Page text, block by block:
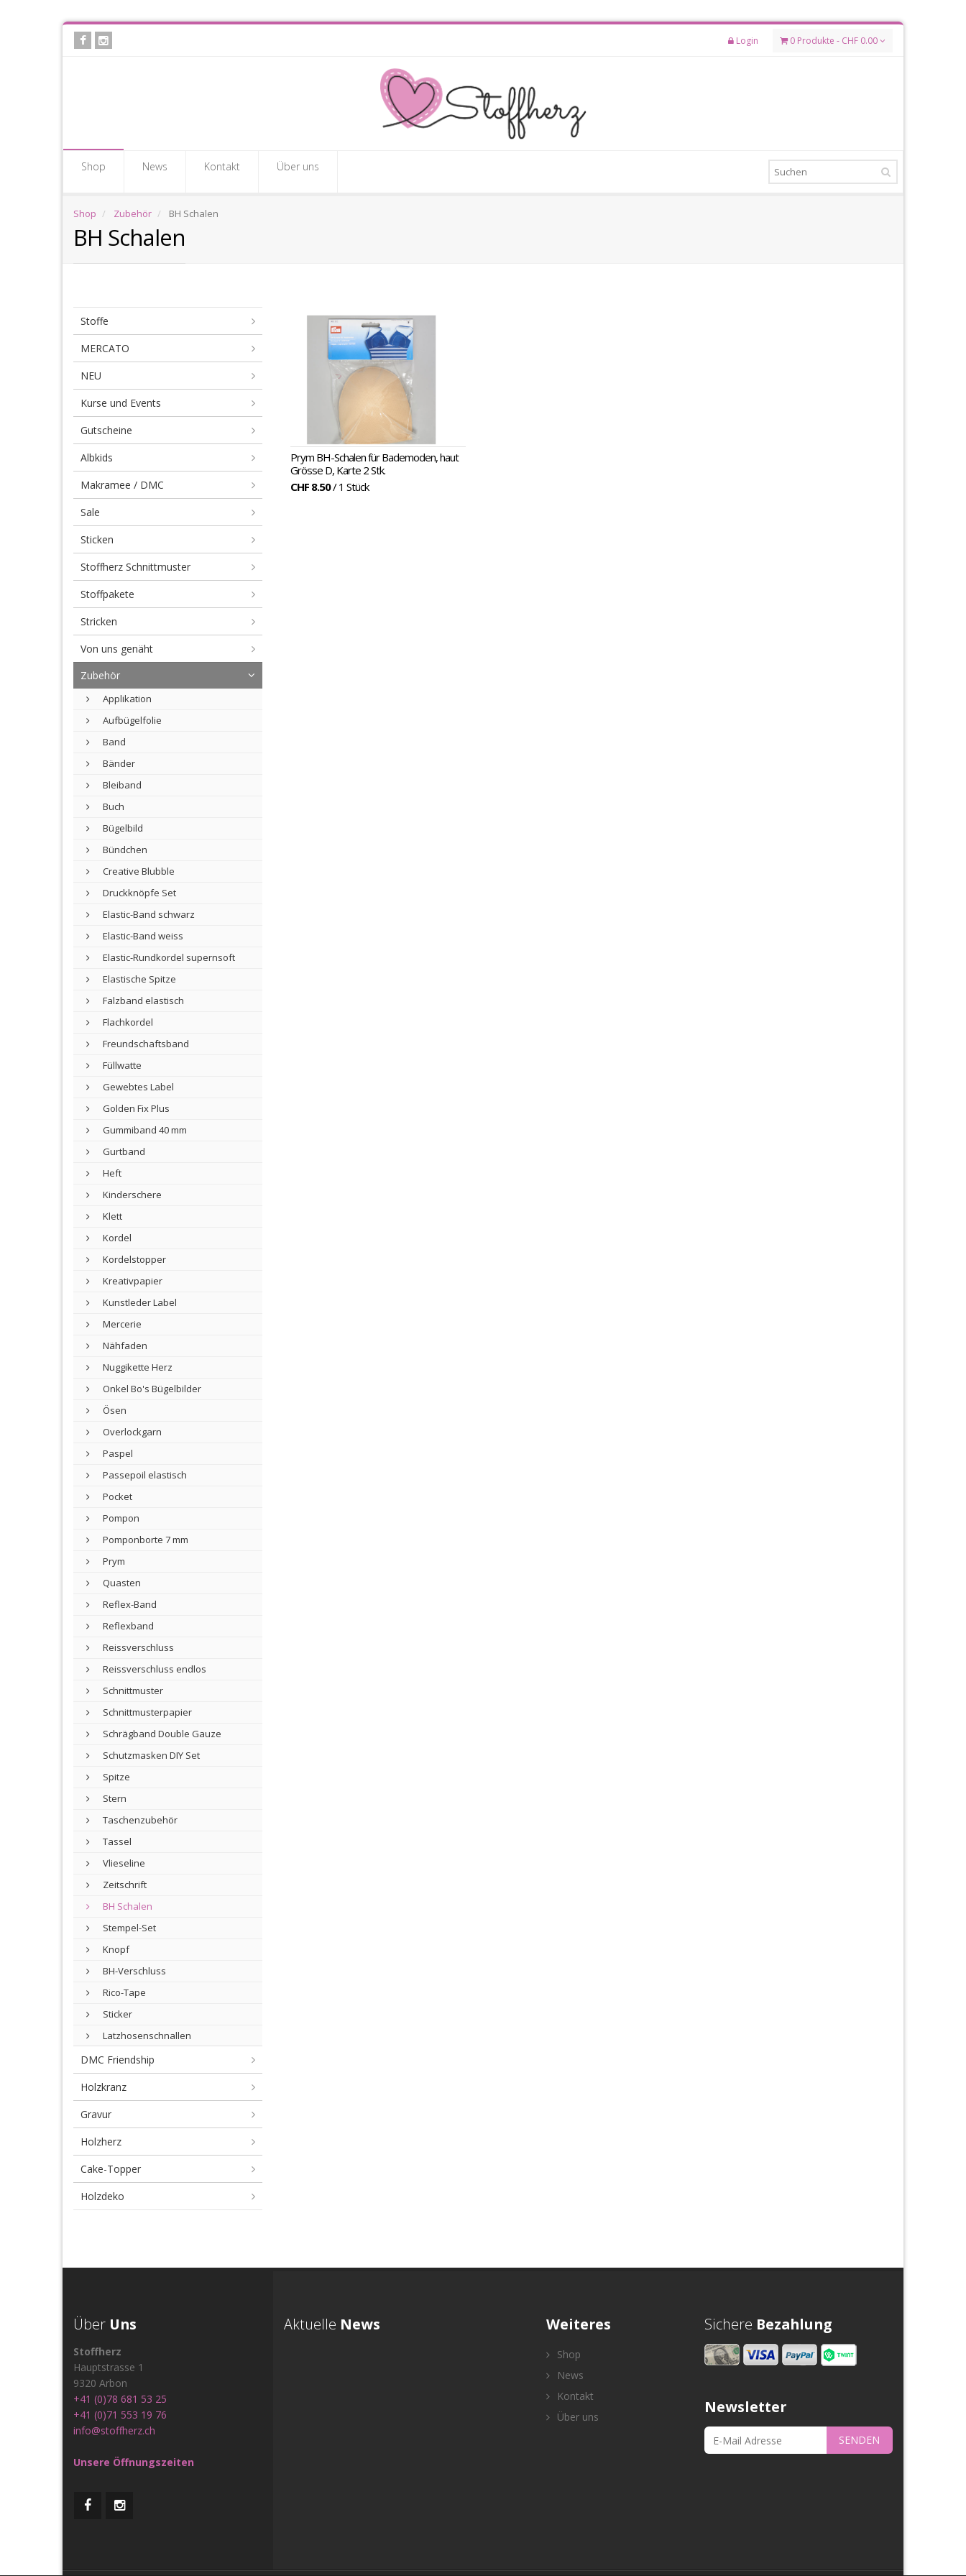
Skip
Login 0 Produkte - CHF 0.00
Shop News Kontakt Über uns
Shop Zubehör BH Schalen
BH Schalen
Stoffe
MERCATO
NEU
Kurse und Events
Gutscheine
Albkids
Makramee / DMC
Sale
Sticken
Stoffherz Schnittmuster
Stoffpakete
Stricken
Von uns genäht
Zubehör
Applikation
Aufbügelfolie
Band
Bänder
Bleiband
Buch
Bügelbild
Bündchen
Creative Blubble
Druckknöpfe Set
Elastic-Band schwarz
Elastic-Band weiss
Elastic-Rundkordel supernsoft
Elastische Spitze
Falzband elastisch
Flachkordel
Freundschaftsband
Füllwatte
Gewebtes Label
Golden Fix Plus
Gummiband 40 mm
Gurtband
Heft
Kinderschere
Klett
Kordel
Kordelstopper
Kreativpapier
Kunstleder Label
Mercerie
Nähfaden
Nuggikette Herz
Onkel Bo's Bügelbilder
Ösen
Overlockgarn
Paspel
Passepoil elastisch
Pocket
Pompon
Pomponborte 7 mm
Prym
Quasten
Reflex-Band
Reflexband
Reissverschluss
Reissverschluss endlos
Schnittmuster
Schnittmusterpapier
Schrägband Double Gauze
Schutzmasken DIY Set
Spitze
Stern
Taschenzubehör
Tassel
Vlieseline
Zeitschrift
BH Schalen
Stempel-Set
Knopf
BH-Verschluss
Rico-Tape
Sticker
Latzhosenschnallen
DMC Friendship
Holzkranz
Gravur
Holzherz
Cake-Topper
Holzdeko
BH
Schalen
Prym BH-Schalen für Bademoden, haut
Grösse D, Karte 2 Stk.
CHF 8.50/ 1 Stück
Über Uns
Stoffherz
Hauptstrasse 1
9320 Arbon
+41 (0)78 681 53 25
+41 (0)71 553 19 76
info@stoffherz.ch
Unsere Öffnungszeiten
Aktuelle News Weiteres
Shop
News
Kontakt
Über uns
Sichere Bezahlung
Newsletter
SENDEN